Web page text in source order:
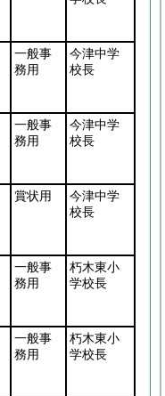
一般事
務用
今津中学
校長
一般事
務用
今津中学
校長
賞状用
今津中学
校長
一般事
務用
朽木東小
学校長
一般事
務用
朽木東小
学校長